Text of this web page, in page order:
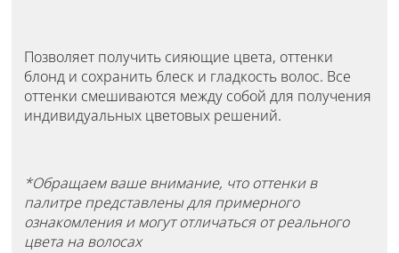
Позволяет получить сияющие цвета, оттенки
блонд и сохранить блеск и гладкость волос. Все
оттенки смешиваются между собой для получения
индивидуальных цветовых решений.
*Обращаем ваше внимание, что оттенки в
палитре представлены для примерного
ознакомления и могут отличаться от реального
цвета на волосах